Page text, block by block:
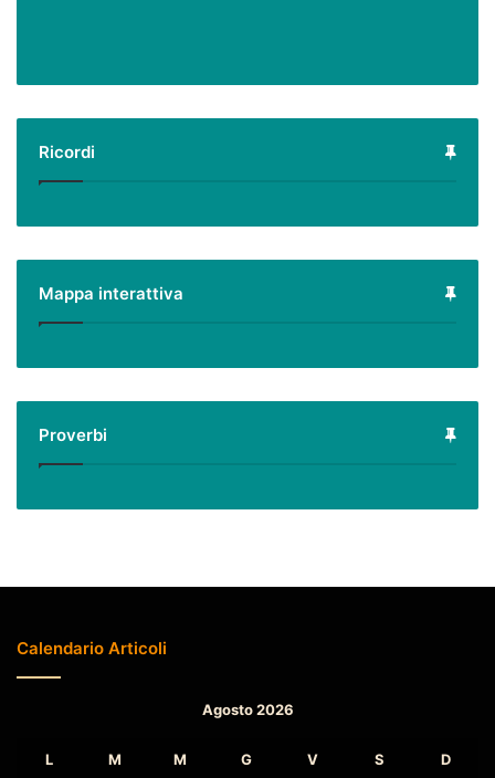
Ricordi
Mappa interattiva
Proverbi
Calendario Articoli
Agosto 2026
L M M G V S D